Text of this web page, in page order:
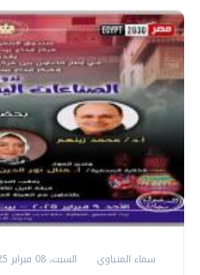
سماء المنياوي السبت، 08 فبراير 2025 04:47 م